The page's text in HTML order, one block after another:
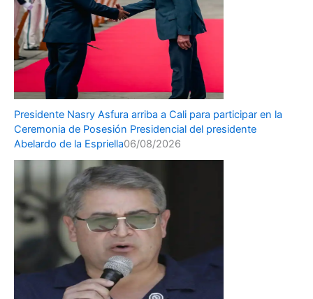
Presidente Nasry Asfura arriba a Cali para participar en la
Ceremonia de Posesión Presidencial del presidente
Abelardo de la Espriella06/08/2026